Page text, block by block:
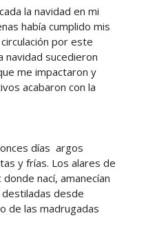
la navidad en mi
había cumplido mis
por este
navidad sucedieron
me impactaron y
acabaron con la
días argos
y frías. Los alares de
nací, amanecían
desde
de las madrugadas